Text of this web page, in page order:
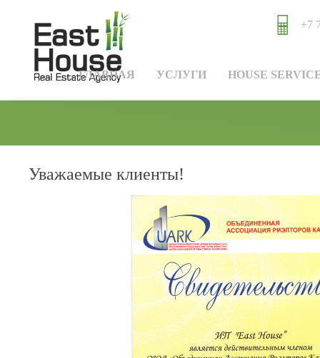
+7
ГЛАВНАЯ УСЛУГИ HOUSE
Уважаемые клиенты!